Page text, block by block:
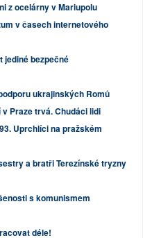
z ocelárny v Mariupolu
v časech internetového
jediné bezpečné
ukrajinských Romů
Praze trvá. Chudáci lidi
Uprchlíci na pražském
a bratři Terezínské tryzny
s komunismem
déle!